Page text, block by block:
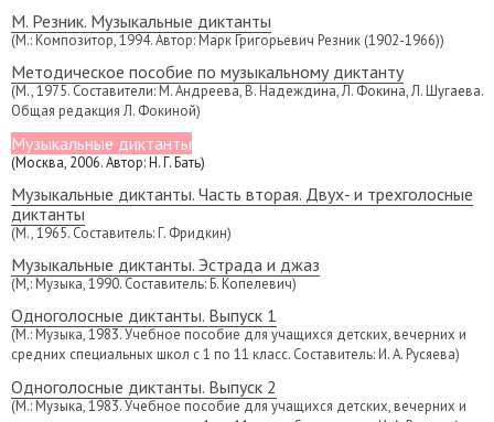
М. Резник. Музыкальные диктанты
(М.: Композитор, 1994. Автор: Марк Григорьевич Резник (1902-1966))
Методическое пособие по музыкальному диктанту
(М., 1975. Составители: М. Андреева, В. Надеждина, Л. Фокина, Л. Шугаева.
Общая редакция Л. Фокиной)
Музыкальные диктанты
(Москва, 2006. Автор: Н. Г. Бать)
Музыкальные диктанты. Часть вторая. Двух- и трехголосные
диктанты
(М., 1965. Составитель: Г. Фридкин)
Музыкальные диктанты. Эстрада и джаз
(М,: Музыка, 1990. Составитель: Б. Копелевич)
Одноголосные диктанты. Выпуск 1
(М.: Музыка, 1983. Учебное пособие для учащихся детских, вечерних и
средних специальных школ с 1 по 11 класс. Составитель: И. А. Русяева)
Одноголосные диктанты. Выпуск 2
(М.: Музыка, 1983. Учебное пособие для учащихся детских, вечерних и